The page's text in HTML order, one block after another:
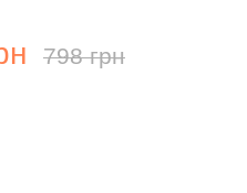
798 грн